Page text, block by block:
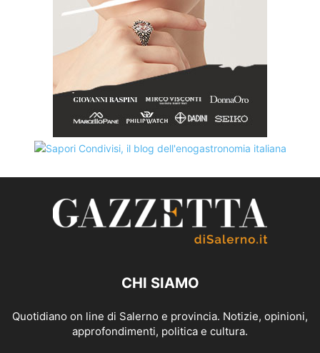
CHI SIAMO
Quotidiano on line di Salerno e provincia. Notizie, opinioni,
approfondimenti, politica e cultura.